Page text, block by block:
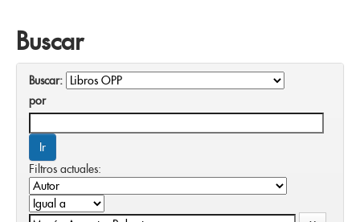
Buscar
Buscar:
por
Filtros actuales: